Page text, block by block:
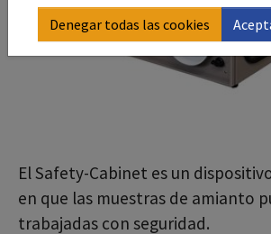
El Safety-Cabinet es un
en que las muestras de amianto
trabajadas con seguridad.
Denegar todas las cookies